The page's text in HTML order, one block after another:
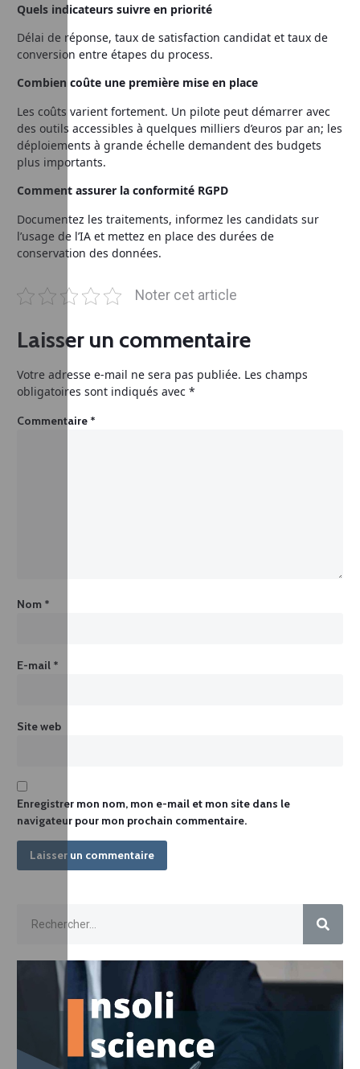
Quels indicateurs suivre en priorité
Délai de réponse, taux de satisfaction candidat et taux de
conversion entre étapes du process.
Combien coûte une première mise en place
Les coûts varient fortement. Un pilote peut démarrer avec
des outils accessibles à quelques milliers d’euros par an; les
déploiements à grande échelle demandent des budgets
plus importants.
Comment assurer la conformité RGPD
Documentez les traitements, informez les candidats sur
l’usage de l’IA et mettez en place des durées de
conservation des données.
Noter cet article
Laisser un commentaire
Votre adresse e-mail ne sera pas publiée. Les champs
obligatoires sont indiqués avec *
Commentaire *
Nom *
E-mail *
Site web
Enregistrer mon nom, mon e-mail et mon site dans le
navigateur pour mon prochain commentaire.